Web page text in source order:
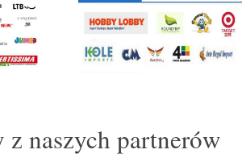
naszych partnerów